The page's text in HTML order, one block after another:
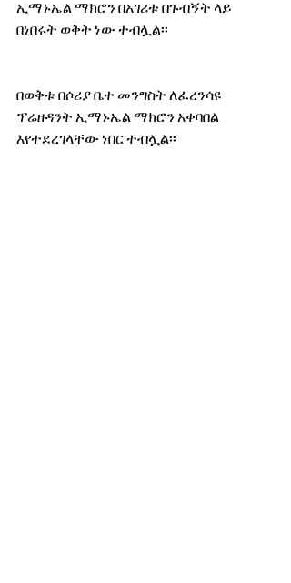
ኢማኑኤል ማክሮን በአገሪቱ በጉብኝት ላይ
በነበሩት ወቅት ነው ተብሏል፡፡
በወቅቱ በሶሪያ ቤተ መንግስት ለፈረንሳዩ
ፕሬዘዳንት ኢማኑኤል ማክሮን አቀባበል
እየተደረገላቸው ነበር ተብሏል፡፡